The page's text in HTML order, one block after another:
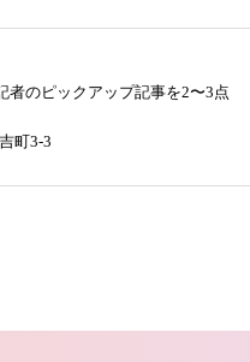
者のピックアップ記事を2〜3点
町3-3